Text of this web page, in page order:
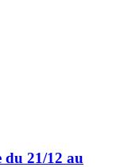
du 21/12 au